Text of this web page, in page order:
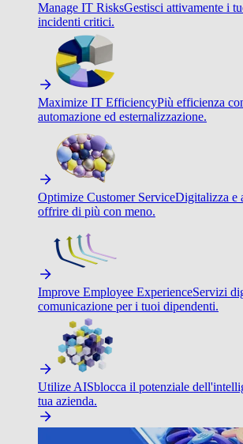
Manage IT RisksGestisci attivamente i
incidenti critici.
Maximize IT EfficiencyPiù efficienza
automazione ed esternalizzazione.
Optimize Customer ServiceDigitalizza e
offrire di più con meno.
Improve Employee ExperienceServizi
comunicazione per i tuoi dipendenti.
Utilize AISblocca il potenziale
tua azienda.